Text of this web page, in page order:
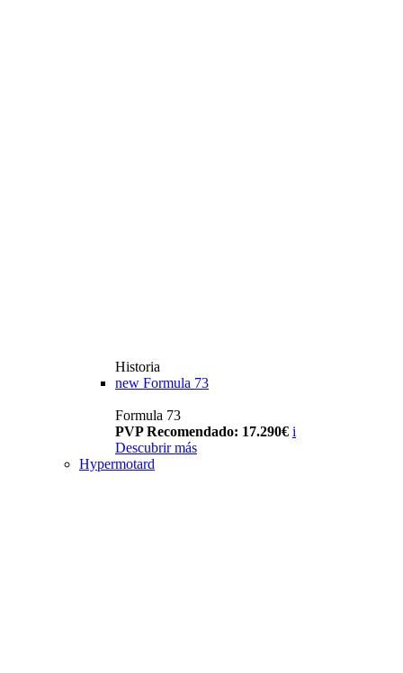
Historia
new Formula 73
Formula 73
PVP Recomendado: 17.290€ i
Descubrir más
Hypermotard